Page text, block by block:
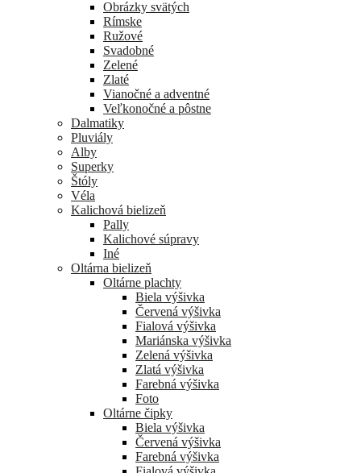
Obrázky svätých
Rímske
Ružové
Svadobné
Zelené
Zlaté
Vianočné a adventné
Veľkonočné a pôstne
Dalmatiky
Pluviály
Alby
Superky
Štóly
Véla
Kalichová bielizeň
Pally
Kalichové súpravy
Iné
Oltárna bielizeň
Oltárne plachty
Biela výšivka
Červená výšivka
Fialová výšivka
Mariánska výšivka
Zelená výšivka
Zlatá výšivka
Farebná výšivka
Foto
Oltárne čipky
Biela výšivka
Červená výšivka
Farebná výšivka